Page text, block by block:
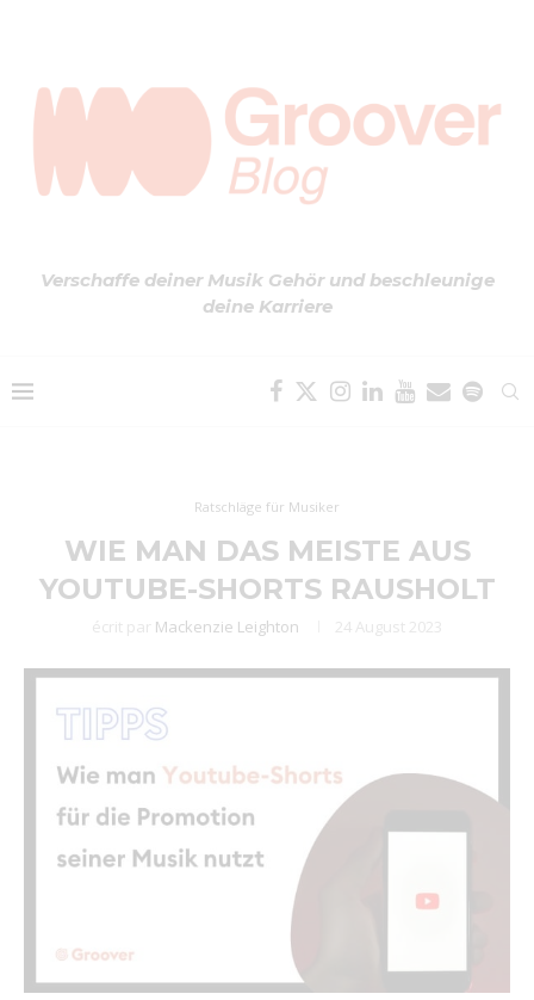
Verschaffe deiner Musik Gehör und beschleunige
deine Karriere
Ratschläge für Musiker
WIE MAN DAS MEISTE AUS
YOUTUBE-SHORTS RAUSHOLT
écrit par Mackenzie Leighton 24 August 2023